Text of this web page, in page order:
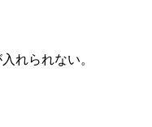
れられない。